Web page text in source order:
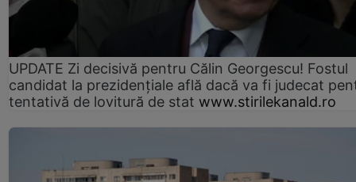
UPDATE Zi decisivă pentru Călin Georgescu! Fostul
candidat la prezidențiale află dacă va fi judecat
tentativă de lovitură de stat www.stirilekanald.ro